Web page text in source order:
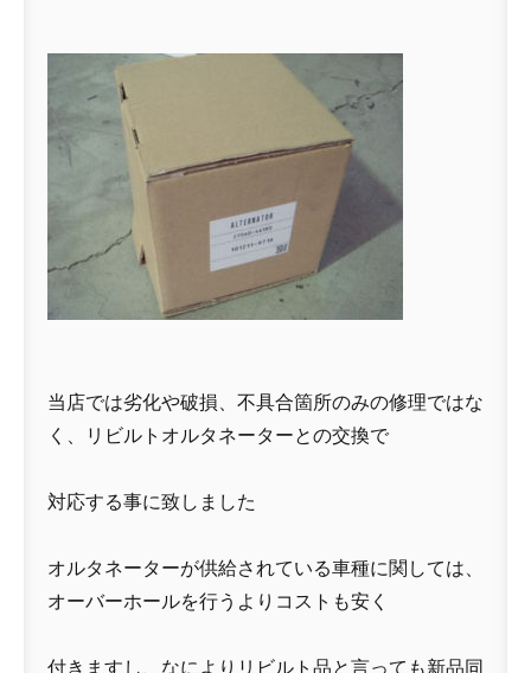
当店では劣化や破損、不具合箇所のみの修理ではな
く、リビルトオルタネーターとの交換で
対応する事に致しました
オルタネーターが供給されている車種に関しては、
オーバーホールを行うよりコストも安く
付きますし、なによりリビルト品と言っても新品同